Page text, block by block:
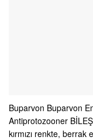
Buparvon Buparvon
Antiprotozooner
kırmızı renkte,